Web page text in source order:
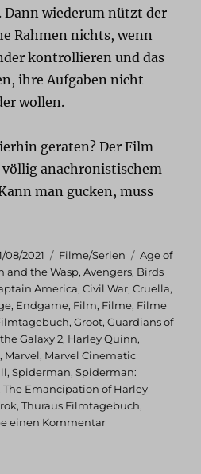
Dann wiederum nützt der
Rahmen nichts, wenn
kontrollieren und das
ihre Aufgaben nicht
wollen.
geraten? Der Film
anachronistischem
man gucken, muss
08/2021 Kategorien
Filme/Serien
Age of
and the Wasp,Avengers, Birds
America,Civil War,Cruella,
, Endgame, Film, Filme, Filme
,Groot,Guardians of
Galaxy 2, Harley Quinn,
, Marvel, Marvel Cinematic
,Spiderman,Spiderman:
,The Emancipation of Harley
,Thuraus Filmtagebuch,
einen Kommentarzu